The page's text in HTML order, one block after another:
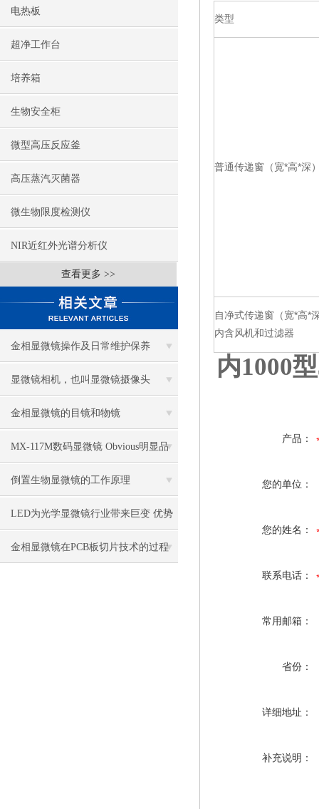
电热板
超净工作台
培养箱
生物安全柜
微型高压反应釜
高压蒸汽灭菌器
微生物限度检测仪
NIR近红外光谱分析仪
查看更多 >>
金相显微镜操作及日常维护保养
显微镜相机，也叫显微镜摄像头
金相显微镜的目镜和物镜
MX-117M数码显微镜 Obvious明显品
牌值得推荐
倒置生物显微镜的工作原理
LED为光学显微镜行业带来巨变 优势
比传统卤素更明显
金相显微镜在PCB板切片技术的过程
类型
普通传递窗（宽*高*深
自净式传递窗（宽*高*
内含风机和过滤器
内1000
产品：
您的单位：
您的姓名：
联系电话：
常用邮箱：
省份：
详细地址：
补充说明：